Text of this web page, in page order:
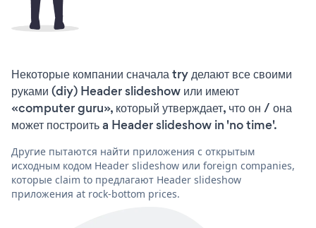
Некоторые компании сначала try делают все своими
руками (diy) Header slideshow или имеют
«computer guru», который утверждает, что он / она
может построить a Header slideshow in 'no time'.
Другие пытаются найти приложения с открытым
исходным кодом Header slideshow или foreign companies,
которые claim to предлагают Header slideshow
приложения at rock-bottom prices.